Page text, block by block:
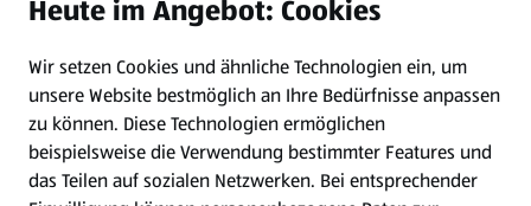
Newsletter
WhatsApp
Gewinnspiele
Heute im Angebot: Cookies
Wir setzen Cookies und ähnliche Technologien ein, um
unsere Website bestmöglich an Ihre Bedürfnisse anpassen
zu können. Diese Technologien ermöglichen
beispielsweise die Verwendung bestimmter Features und
das Teilen auf sozialen Netzwerken. Bei entsprechender